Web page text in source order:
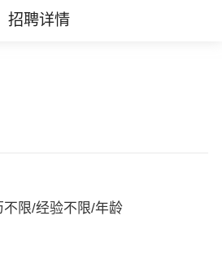
招聘详情
限/经验不限/年龄